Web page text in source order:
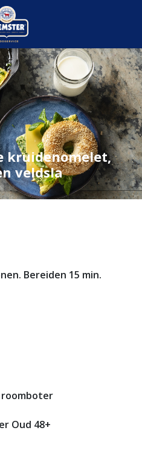
kruidenomelet,
veldsla
Bereiden 15 min.
roomboter
Oud 48+